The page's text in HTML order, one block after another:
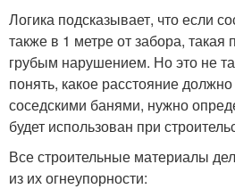
Логика подсказывает, что если
также в 1 метре от забора, такая
грубым нарушением. Но это не
понять, какое расстояние
соседскими банями, нужно
будет использован при
Все строительные материалы
из их огнеупорности: